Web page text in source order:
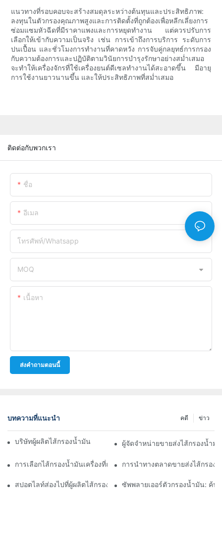
แนวทางที่รอบคอบจะสร้างสมดุลระหว่างต้นทุนและประสิทธิภาพ:
ลงทุนในตัวกรองคุณภาพสูงและการติดตั้งที่ถูกต้องเพื่อหลีกเลี่ยงการ
ซ่อมแซมหัวฉีดที่มีราคาแพงและการหยุดทำงาน แต่ควรปรับการ
เลือกให้เข้ากับความเป็นจริง เช่น การเข้าถึงการบริการ ระดับการ
ปนเปื้อน และชั่วโมงการทำงานที่คาดหวัง การจับคู่กลยุทธ์การกรอง
กับความต้องการและปฏิบัติตามวินัยการบำรุงรักษาอย่างสม่ำเสมอ
จะทำให้เครื่องจักรที่ใช้เครื่องยนต์ดีเซลทำงานได้สะอาดขึ้น มีอายุ
การใช้งานยาวนานขึ้น และให้ประสิทธิภาพที่สม่ำเสมอ
ติดต่อกับพวกเรา
ชื่อ
อีเมล
โทรศัพท์/whatsapp
MOQ
เนื้อหา
ส่งคำถามตอนนี้
บทความที่แนะนำ ข่าว
คดี
บริษัทผู้ผลิตไส้กรองน้ำมันชั้นนำ: ภาพรวมที่ครอบคลุม
ผู้จัดจำหน่ายขายส่งไส้กรองน้ำมั
การเลือกไส้กรองน้ำมันเครื่องที่ถูกต้องสำหรับรุ่นรถของคุณ: ข้อควร
การนำทางตลาดขายส่งไส้กรอง
สปอตไลท์ส่องไปที่ผู้ผลิตไส้กรองน้ำมันชั้นนำและนวัตกรรมของพวกเ
ซัพพลายเออร์ตัวกรองน้ำมัน: ค้